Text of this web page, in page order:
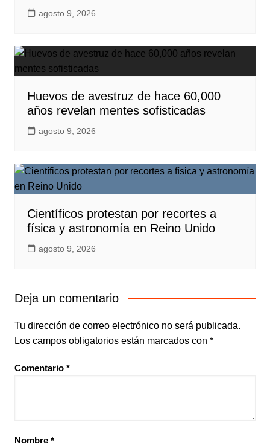
agosto 9, 2026
Huevos de avestruz de hace 60,000
años revelan mentes sofisticadas
agosto 9, 2026
Científicos protestan por recortes a
física y astronomía en Reino Unido
agosto 9, 2026
Deja un comentario
Tu dirección de correo electrónico no será publicada.
Los campos obligatorios están marcados con *
Comentario *
Nombre *